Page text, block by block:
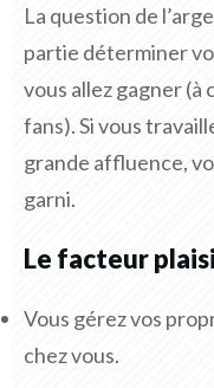
La question de
partie déterminer
vous allez gagner (à
fans). Si vous
grande affluence,
garni.
Le facteur
Vous gérez vos
chez vous.